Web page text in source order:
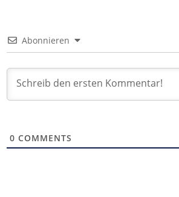
Abonnieren
0 COMMENTS